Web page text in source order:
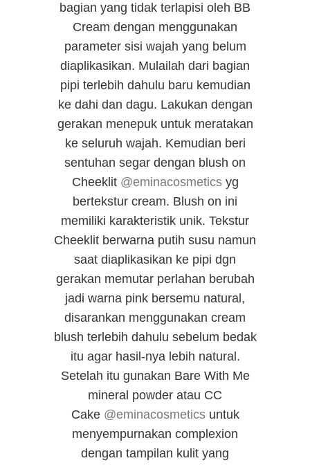
bagian yang tidak terlapisi oleh BB
Cream dengan menggunakan
parameter sisi wajah yang belum
diaplikasikan. Mulailah dari bagian
pipi terlebih dahulu baru kemudian
ke dahi dan dagu. Lakukan dengan
gerakan menepuk untuk meratakan
ke seluruh wajah. Kemudian beri
sentuhan segar dengan blush on
Cheeklit ‪@eminacosmeticsyg
bertekstur cream. Blush on ini
memiliki karakteristik unik. Tekstur
Cheeklit berwarna putih susu namun
saat diaplikasikan ke pipi dgn
gerakan memutar perlahan berubah
jadi warna pink bersemu natural,
disarankan menggunakan cream
blush terlebih dahulu sebelum bedak
itu agar hasil-nya lebih natural.
Setelah itu gunakan Bare With Me
mineral powder atau CC
Cake ‪@eminacosmeticsuntuk
menyempurnakan complexion
dengan tampilan kulit yang